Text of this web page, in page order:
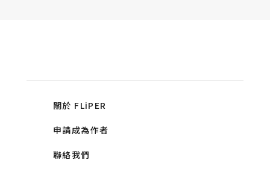
關於 FLiPER
申請成為作者
聯絡我們